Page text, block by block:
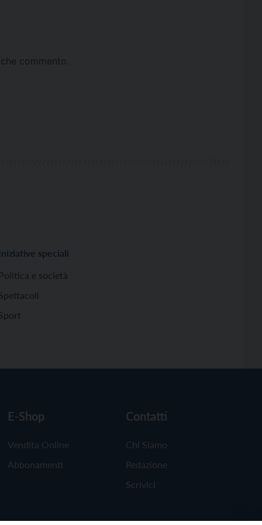
commento.
Iniziative speciali
Politica e società
E-Shop
Vendita Online
Abbonamenti
Contatti
Chi Siamo
Redazione
Scrivici